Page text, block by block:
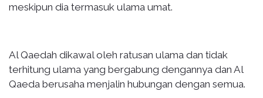
meskipun dia termasuk ulama umat.
Al Qaedah dikawal oleh ratusan ulama dan tidak
terhitung ulama yang bergabung dengannya dan Al
Qaeda berusaha menjalin hubungan dengan semua.